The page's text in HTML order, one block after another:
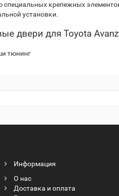
крепежных
установки.
двери для Toyota
тюнинг
Информация
О нас
Доставка и оплата